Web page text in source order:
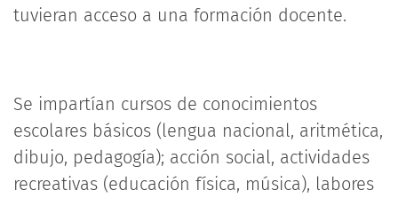
tuvieran acceso a una formación docente.
Se impartían cursos de conocimientos
escolares básicos (lengua nacional, aritmética,
dibujo, pedagogía); acción social, actividades
recreativas (educación física, música), labores